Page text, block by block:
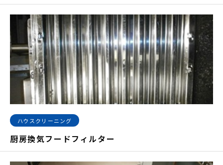
ハウスクリーニング
厨房換気フードフィルター